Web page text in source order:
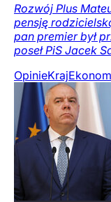
Rozwój Plus
pensję
pan premier był
poseł PiS Jacek
OpinieKraj